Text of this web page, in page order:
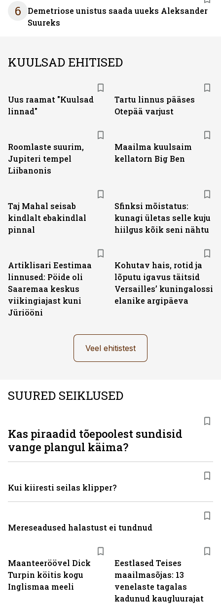
6
Demetriose unistus saada uueks Aleksander
Suureks
KUULSAD EHITISED
Uus raamat "Kuulsad
linnad"
Tartu linnus pääses
Otepää varjust
Roomlaste suurim,
Jupiteri tempel
Liibanonis
Maailma kuulsaim
kellatorn Big Ben
Taj Mahal seisab
kindlalt ebakindlal
pinnal
Sfinksi mõistatus:
kunagi ületas selle kuju
hiilgus kõik seni nähtu
Artiklisari Eestimaa
linnused: Pöide oli
Saaremaa keskus
viikingiajast kuni
Jüriööni
Kohutav hais, rotid ja
lõputu igavus täitsid
Versailles’ kuningalossi
elanike argipäeva
Veel ehitistest
SUURED SEIKLUSED
Maanteeröövel Dick
Turpin köitis kogu
Inglismaa meeli
Eestlased Teises
maailmasõjas: 13
venelaste tagalas
kadunud kaugluurajat
Kas piraadid tõepoolest sundisid
vange plangul käima?
Kui kiiresti seilas klipper?
Mereseadused halastust ei tundnud